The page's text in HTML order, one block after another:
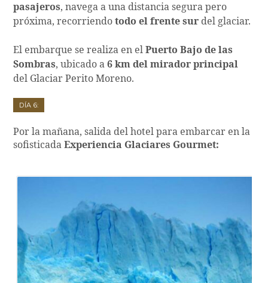
pasajeros, navega a una distancia segura pero
próxima, recorriendotodo el frente sur del glaciar.
El embarque se realiza en elPuerto Bajo de las
Sombras, ubicado a6 km del mirador principal
del Glaciar Perito Moreno.
Día 6:
Por la mañana, salida del hotel para embarcar en la
sofisticadaExperiencia Glaciares Gourmet: